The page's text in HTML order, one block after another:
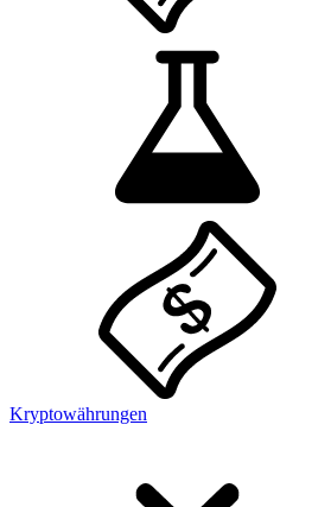
Kryptowährungen